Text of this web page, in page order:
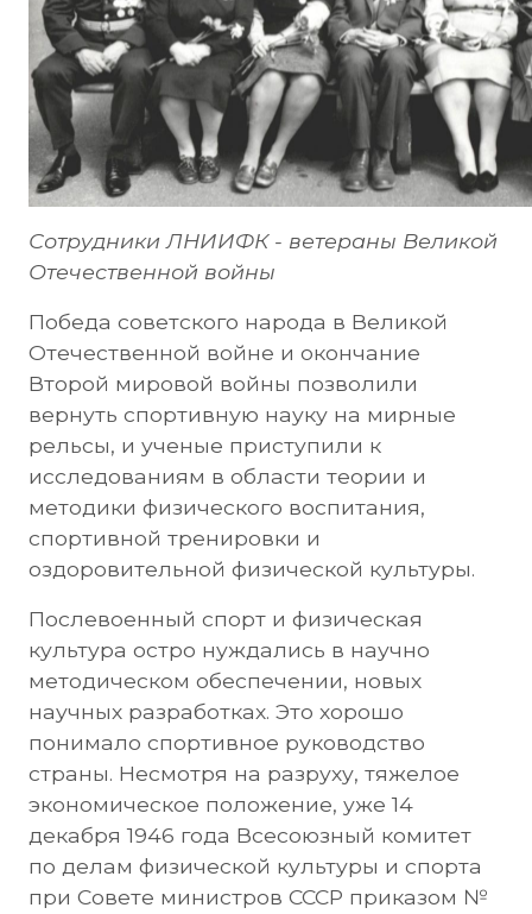
Сотрудники ЛНИИФК - ветераны Великой
Отечественной войны
Победа советского народа в Великой
Отечественной войне и окончание
Второй мировой войны позволили
вернуть спортивную науку на мирные
рельсы, и ученые приступили к
исследованиям в области теории и
методики физического воспитания,
спортивной тренировки и
оздоровительной физической культуры.
Послевоенный спорт и физическая
культура остро нуждались в научно
методическом обеспечении, новых
научных разработках. Это хорошо
понимало спортивное руководство
страны. Несмотря на разруху, тяжелое
экономическое положение, уже 14
декабря 1946 года Всесоюзный комитет
по делам физической культуры и спорта
при Совете министров СССР приказом №